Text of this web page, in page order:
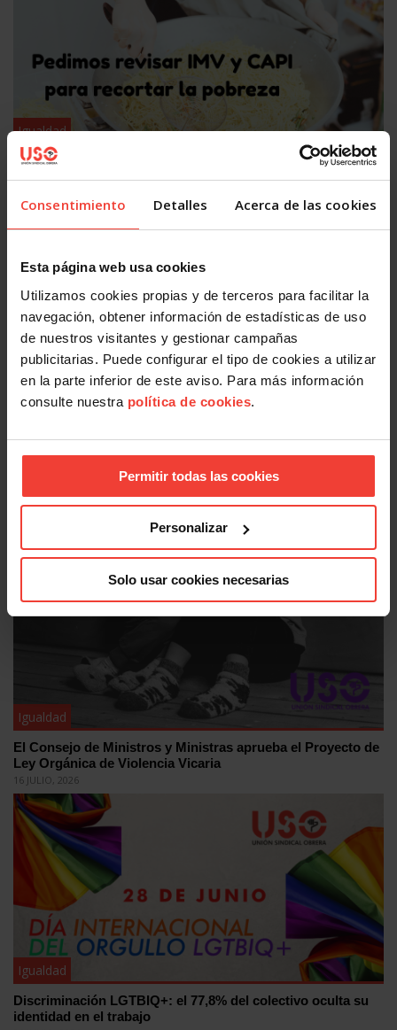
Consentimiento Detalles Acerca de las cookies
Esta página web usa cookies
Utilizamos cookies propias y de terceros para facilitar la
navegación, obtener información de estadísticas de uso
de nuestros visitantes y gestionar campañas
publicitarias. Puede configurar el tipo de cookies a utilizar
en la parte inferior de este aviso. Para más información
consulte nuestra política de cookies.
Permitir todas las cookies
Personalizar
Solo usar cookies necesarias
Igualdad
USO pide revisar las prestaciones para combatir la
pobreza, como el IMV o el CAPI
Día Mundial de los Abuelos: USO reivindica pensiones
dignas
Igualdad
El Consejo de Ministros y Ministras aprueba el Proyecto de
Ley Orgánica de Violencia Vicaria
16 JULIO, 2026
Igualdad
Discriminación LGTBIQ+: el 77,8% del colectivo oculta su
identidad en el trabajo